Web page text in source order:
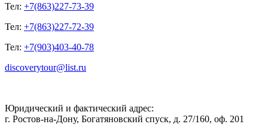
Тел: +7(863)227-73-39
Тел: +7(863)227-72-39
Тел: +7(903)403-40-78
discoverytour@list.ru
Юридический и фактический адрес:
г. Ростов-на-Дону, Богатяновский спуск, д. 27/160, оф. 201